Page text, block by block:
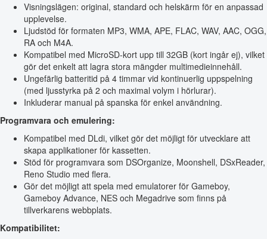
Visningslägen: original, standard och helskärm för en anpassad
upplevelse.
Ljudstöd för formaten MP3, WMA, APE, FLAC, WAV, AAC, OGG,
RA och M4A.
Kompatibel med MicroSD-kort upp till 32GB (kort ingår ej), vilket
gör det enkelt att lagra stora mängder multimedieinnehåll.
Ungefärlig batteritid på 4 timmar vid kontinuerlig uppspelning
(med ljusstyrka på 2 och maximal volym i hörlurar).
Inkluderar manual på spanska för enkel användning.
Programvara och emulering:
Kompatibel med DLdi, vilket gör det möjligt för utvecklare att
skapa applikationer för kassetten.
Stöd för programvara som DSOrganize, Moonshell, DSxReader,
Reno Studio med flera.
Gör det möjligt att spela med emulatorer för Gameboy,
Gameboy Advance, NES och Megadrive som finns på
tillverkarens webbplats.
Kompatibilitet: